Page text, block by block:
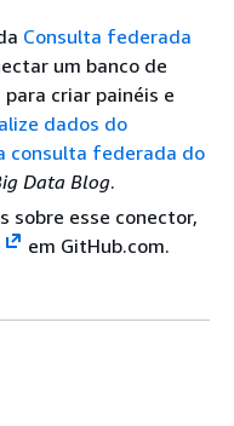
Consulta federada
um banco de
para criar painéis e
dados do
consulta federada do
Data Blog.
sobre esse conector,
em GitHub.com.